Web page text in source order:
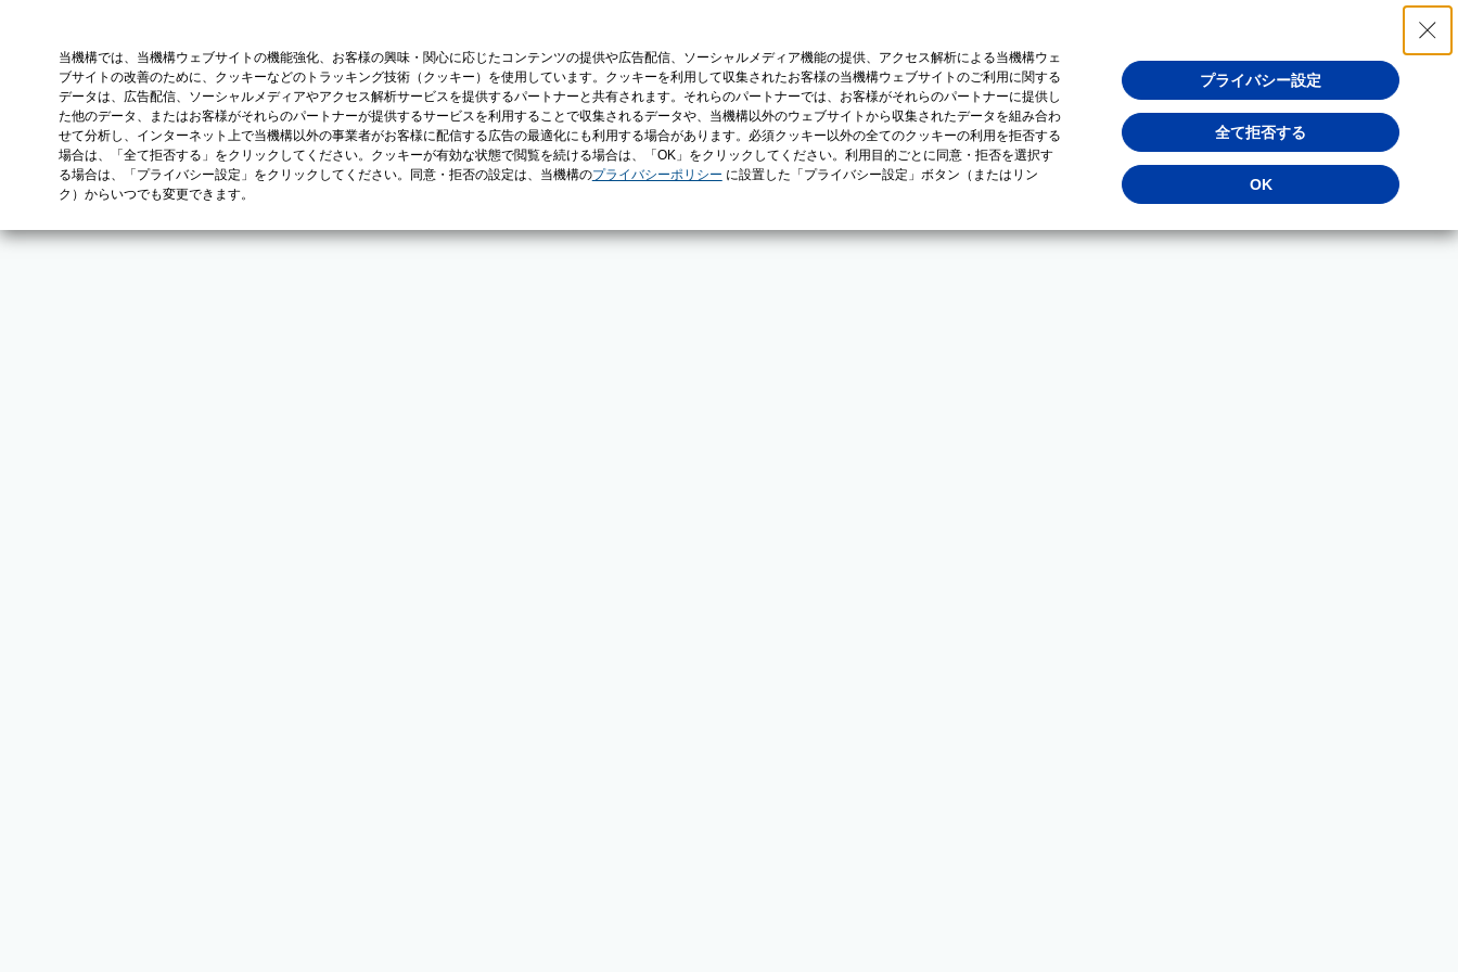
当機構では、当機構ウェブサイトの機能強化、お客様の興味・関心に応じたコンテンツの提供や広告配信、ソーシャルメディア機能の提供、アクセス解析による当機構ウェ
ブサイトの改善のために、クッキーなどのトラッキング技術（クッキー）を使用しています。クッキーを利用して収集されたお客様の当機構ウェブサイトのご利用に関する
データは、広告配信、ソーシャルメディアやアクセス解析サービスを提供するパートナーと共有されます。それらのパートナーでは、お客様がそれらのパートナーに提供し
た他のデータ、またはお客様がそれらのパートナーが提供するサービスを利用することで収集されるデータや、当機構以外のウェブサイトから収集されたデータを組み合わ
せて分析し、インターネット上で当機構以外の事業者がお客様に配信する広告の最適化にも利用する場合があります。必須クッキー以外の全てのクッキーの利用を拒否する
場合は、「全て拒否する」をクリックしてください。クッキーが有効な状態で閲覧を続ける場合は、「OK」をクリックしてください。利用目的ごとに同意・拒否を選択す
る場合は、「プライバシー設定」をクリックしてください。同意・拒否の設定は、当機構のプライバシーポリシー に設置した「プライバシー設定」ボタン（またはリン
ク）からいつでも変更できます。
プライバシー設定
全て拒否する
OK